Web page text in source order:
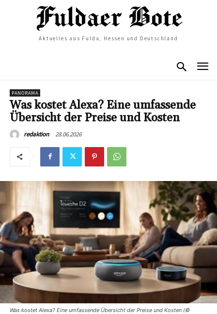
Aktuelles aus Fulda, Hessen und Deutschland
PANORAMA
Was kostet Alexa? Eine umfassende
Übersicht der Preise und Kosten
redaktion 28.06.2026
Was kostet Alexa? Eine umfassende Übersicht der Preise und Kosten (©